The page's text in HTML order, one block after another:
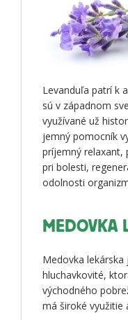
Levanduľa patrí k
sú v západnom
využívané už
jemný pomocník
príjemný relaxant,
pri bolesti,
odolnosti
MEDOVKA
Medovka lekárska
hluchavkovité,
východného
má široké využitie